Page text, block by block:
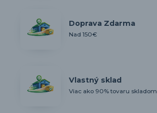
Doprava Zdarma
Nad 150€
Vlastný sklad
Viac ako 90% tovaru skladom